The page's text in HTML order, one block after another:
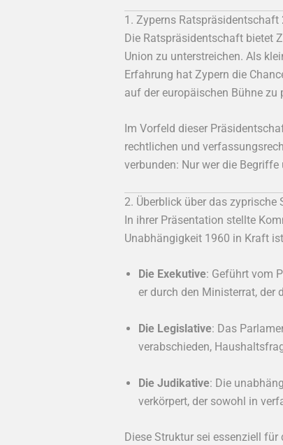
1. Zyperns
Die Ratspräsidentschaft bietet
Union zu unterstreichen. Als
Erfahrung hat Zypern die
auf der europäischen Bühne zu
Im Vorfeld dieser
rechtlichen und
verbunden: Nur wer die
2. Überblick über das zyprische
In ihrer Präsentation stellte
Unabhängigkeit 1960 in Kraft
Die Exekutive: Geführt vom
er durch den Ministerrat, der
Die Legislative: Das
verabschieden,
Die Judikative: Die
verkörpert, der sowohl in
Diese Struktur sei essenziell